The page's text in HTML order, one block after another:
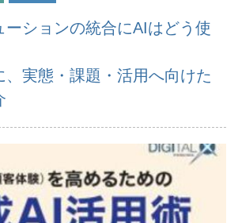
ーションの統合にAIはどう使
、実態・課題・活用へ向けた